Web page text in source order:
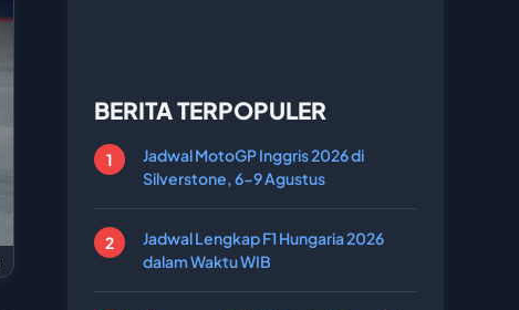
BERITA TERPOPULER
Jadwal MotoGP Inggris 2026 di
Silverstone, 6-9 Agustus
Jadwal Lengkap F1 Hungaria 2026
dalam Waktu WIB